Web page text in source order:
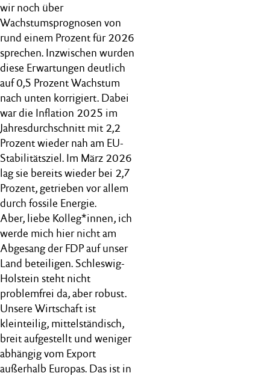
wir noch über
Wachstumsprognosen von
rund einem Prozent für 2026
sprechen. Inzwischen wurden
diese Erwartungen deutlich
auf 0,5 Prozent Wachstum
nach unten korrigiert. Dabei
war die Inflation 2025 im
Jahresdurchschnitt mit 2,2
Prozent wieder nah am EU-
Stabilitätsziel. Im März 2026
lag sie bereits wieder bei 2,7
Prozent, getrieben vor allem
durch fossile Energie.
Aber, liebe Kolleg*innen, ich
werde mich hier nicht am
Abgesang der FDP auf unser
Land beteiligen. Schleswig-
Holstein steht nicht
problemfrei da, aber robust.
Unsere Wirtschaft ist
kleinteilig, mittelständisch,
breit aufgestellt und weniger
abhängig vom Export
außerhalb Europas. Das ist in